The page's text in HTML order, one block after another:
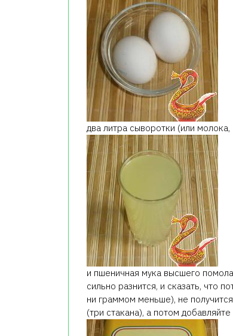
два литра сыворотки (или
и пшеничная мука высшего
сильно разнится, и сказать, что
ни граммом меньше), не
(три стакана), а потом